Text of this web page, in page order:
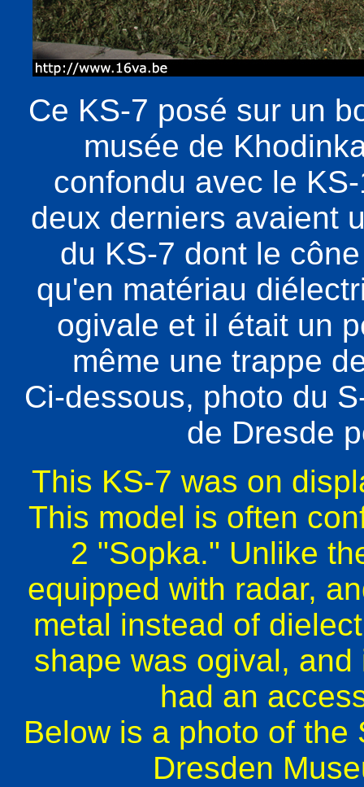
Ce KS-7 posé sur un
musée de
confondu avec le
deux derniers avaient
du KS-7 dont le
qu'en matériau
ogivale et il était un
même une trappe
Ci-dessous, photo du
de Dresde
This KS-7 was on
This model is often
2 "Sopka." Unlike
equipped with radar,
metal instead of
shape was ogival,
had an
Below is a photo of
Dresden